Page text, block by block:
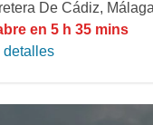
De Cádiz, Málaga
en 5 h 35 mins
detalles